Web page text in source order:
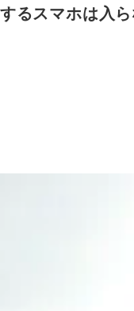
るスマホは入